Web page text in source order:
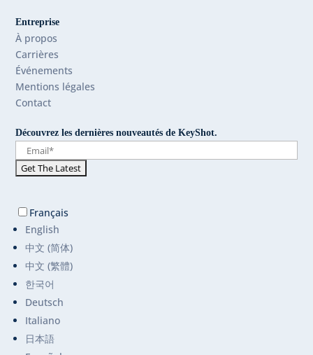
Entreprise
À propos
Carrières
Événements
Mentions légales
Contact
Découvrez les dernières nouveautés de KeyShot.
Français
English
中文 (简体)
中文 (繁體)
한국어
Deutsch
Italiano
日本語